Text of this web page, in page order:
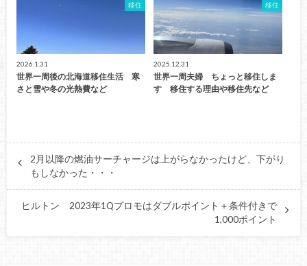
移住
2026.1.31
世界一周後の北海道移住生活 寒
さと雪や冬の光熱費など
移住
2025.12.31
世界一周夫婦 ちょっと移住しま
す 移住する理由や移住先など
2月以降の燃油サーチャージは上がらなかったけど、下がり
もしなかった・・・
ヒルトン 2023年1Qプロモはダブルポイント＋条件付きで
1,000ポイント